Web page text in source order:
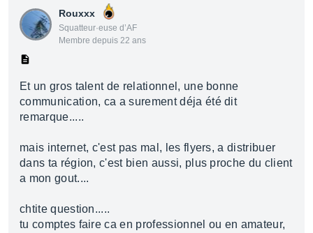
Rouxxx
Squatteur·euse d’AF
Membre depuis 22 ans
Et un gros talent de relationnel, une bonne
communication, ca a surement déja été dit
remarque.....
mais internet, c'est pas mal, les flyers, a distribuer
dans ta région, c'est bien aussi, plus proche du client
a mon gout....
chtite question.....
tu comptes faire ca en professionnel ou en amateur,